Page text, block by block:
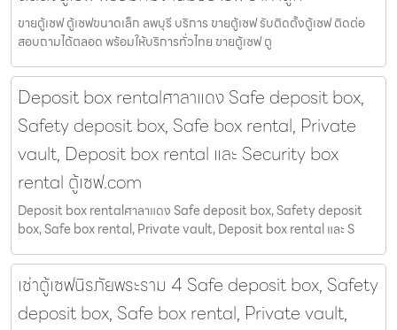
ขายตู้เซฟ ตู้เซฟขนาดเล็ก ลพบุรี บริการ ขายตู้เซฟ รับติดตั้งตู้เซฟ ติดต่อ
สอบถามได้ตลอด พร้อมให้บริการทั่วไทย ขายตู้เซฟ ตู
Deposit box rentalศาลาแดง Safe deposit box,
Safety deposit box, Safe box rental, Private
vault, Deposit box rental และ Security box
rental ตู้เซฟ.com
Deposit box rentalศาลาแดง Safe deposit box, Safety deposit
box, Safe box rental, Private vault, Deposit box rental และ S
เช่าตู้เซฟนิรภัยพระราม 4 Safe deposit box, Safety
deposit box, Safe box rental, Private vault,